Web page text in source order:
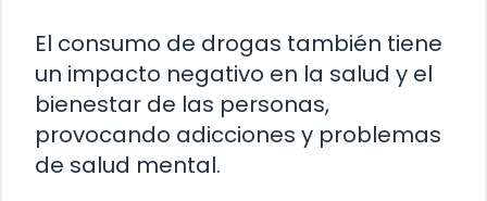
El consumo de drogas también tiene
un impacto negativo en la salud y el
bienestar de las personas,
provocando adicciones y problemas
de salud mental.